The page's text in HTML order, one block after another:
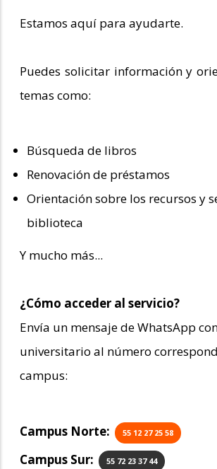
Estamos aquí para ayudarte.
Puedes solicitar información y
temas como:
Búsqueda de libros
Renovación de préstamos
Orientación sobre los recursos y
biblioteca
Y mucho más...
¿Cómo acceder al servicio?
Envía un mensaje de WhatsApp
universitario al número
campus:
Campus Norte: 55 12 27 25 58
Campus Sur: 55 72 23 37 44